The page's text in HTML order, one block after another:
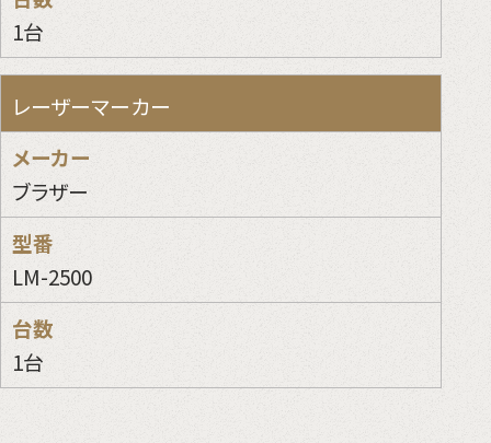
1台
レーザーマーカー
ブラザー
LM-2500
1台